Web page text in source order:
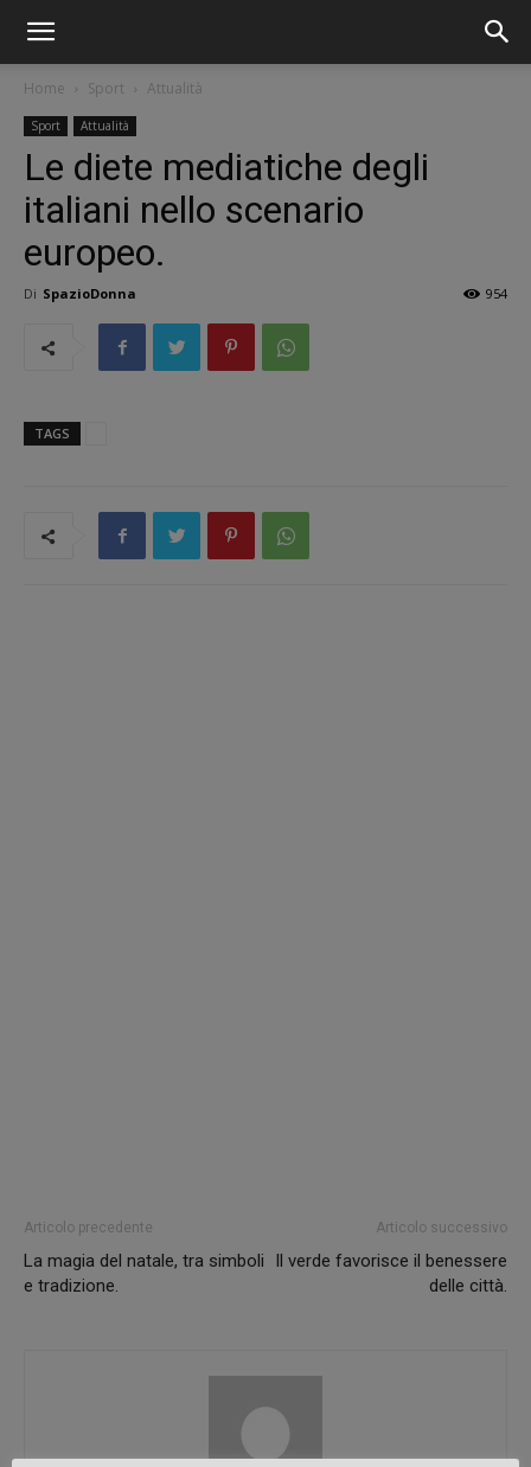
Home Sport Attualità
Sport Attualità
Le diete mediatiche degli
italiani nello scenario
europeo.
Di SpazioDonna 954
TAGS
Articolo precedente
La magia del natale, tra simboli
e tradizione.
Articolo successivo
Il verde favorisce il benessere
delle città.